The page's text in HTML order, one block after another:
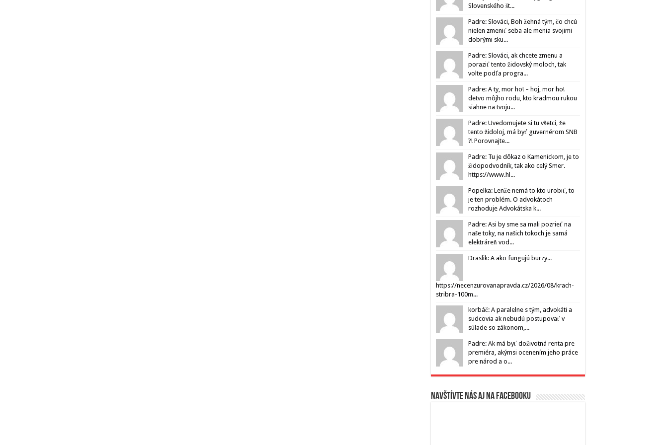
Slovenského št...
Padre: Slováci, Boh žehná tým, čo chcú
nielen zmeniť seba ale menia svojimi
dobrými sku...
Padre: Slováci, ak chcete zmenu a
poraziť tento židovský moloch, tak
volte podľa progra...
Padre: A ty, mor ho! – hoj, mor ho!
detvo môjho rodu, kto kradmou rukou
siahne na tvoju...
Padre: Uvedomujete si tu všetci, že
tento židoloj, má byť guvernérom SNB
?! Porovnajte...
Padre: Tu je dôkaz o Kamenickom, je to
židopodvodník, tak ako celý Smer.
https://www.hl...
Popelka: Lenže nemá to kto urobiť, to
je ten problém. O advokátoch
rozhoduje Advokátska k...
Padre: Asi by sme sa mali pozrieť na
naše toky, na našich tokoch je samá
elektráreň vod...
Draslik: A ako fungujú burzy...
https://necenzurovanapravda.cz/2026/08/krach-
stribra-100m...
korbáč: A paralelne s tým, advokáti a
sudcovia ak nebudú postupovať v
súlade so zákonom,...
Padre: Ak má byť doživotná renta pre
premiéra, akýmsi ocenením jeho práce
pre národ a o...
Navštívte nás aj na Facebooku